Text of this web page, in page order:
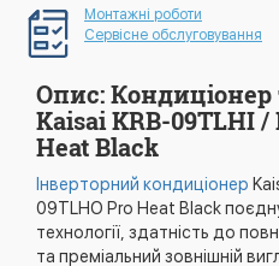
Монтажні роботи
Сервісне обслуговування
Опис:
Kaisai KRB-09TLHI /
Heat Black
Інверторний кондиціонер
09TLHO Pro Heat Black
технології, здатність до
та преміальний зовнішній